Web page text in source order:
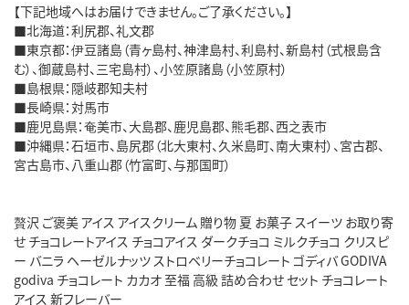
【下記地域へはお届けできません。ご了承ください。】
■北海道：利尻郡、礼文郡
■東京都：伊豆諸島（青ヶ島村、神津島村、利島村、新島村（式根島含
む）、御蔵島村、三宅島村）、小笠原諸島（小笠原村）
■島根県：隠岐郡知夫村
■長崎県：対馬市
■鹿児島県：奄美市、大島郡、鹿児島郡、熊毛郡、西之表市
■沖縄県：石垣市、島尻郡（北大東村、久米島町、南大東村）、宮古郡、
宮古島市、八重山郡（竹富町、与那国町）
贅沢 ご褒美 アイス アイスクリーム 贈り物 夏 お菓子 スイーツ お取り寄
せ チョコレートアイス チョコアイス ダークチョコ ミルクチョコ クリスピ
ー バニラ ヘーゼルナッツ ストロベリーチョコレート ゴディバ GODIVA
godiva チョコレート カカオ 至福 高級 詰め合わせ セット チョコレート
アイス 新フレーバー